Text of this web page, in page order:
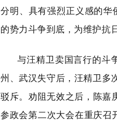
分明、具有强烈正义感的
的势力斗争到底，为维护抗
与汪精卫卖国言行的斗
州、武汉失守后，汪精卫多
驳斥。劝阻无效之后，陈嘉
参政会第二次大会在重庆召